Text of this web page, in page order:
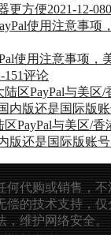
更方便2021-12-080
使用注意事项，
151评论
PayPal与美区/香
版还是国际版账号
何代购或销售，不
的技术支持，仅
，维护网络安全。